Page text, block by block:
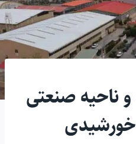
و ناحیه صنعتی